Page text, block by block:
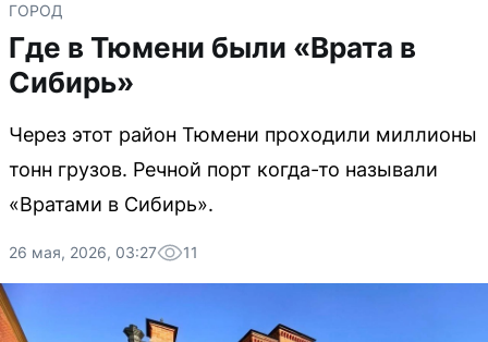
ГОРОД
Где в Тюмени были «Врата в
Сибирь»
Через этот район Тюмени проходили миллионы
тонн грузов. Речной порт когда-то называли
«Вратами в Сибирь».
26 мая, 2026, 03:27 11